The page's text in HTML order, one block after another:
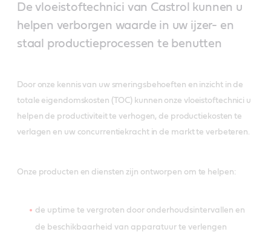
De vloeistoftechnici van Castrol kunnen u
helpen verborgen waarde in uw ijzer- en
staal productieprocessen te benutten
Door onze kennis van uw smeringsbehoeften en inzicht in de
totale eigendomskosten (TOC) kunnen onze vloeistoftechnici u
helpen de productiviteit te verhogen, de productiekosten te
verlagen en uw concurrentiekracht in de markt te verbeteren.
Onze producten en diensten zijn ontworpen om te helpen:
de uptime te vergroten door onderhoudsintervallen en
de beschikbaarheid van apparatuur te verlengen